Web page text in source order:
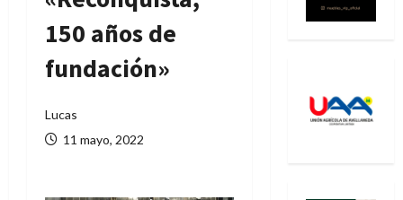
150 años de
fundación»
Lucas
11 mayo, 2022